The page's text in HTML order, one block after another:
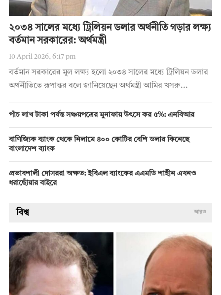
২০৩৪ সালের মধ্যে ট্রিলিয়ন ডলার অর্থনীতি গড়ার লক্ষ্য
বর্তমান সরকারের: অর্থমন্ত্রী
10 April 2026, 6:17 pm
বর্তমান সরকারের মূল লক্ষ্য হলো ২০৩৪ সালের মধ্যে ট্রিলিয়ন ডলার
অর্থনীতিতে রূপান্তর বলে জানিয়েছেন অর্থমন্ত্রী আমির খসরু...
পাঁচ লাখ টাকা পর্যন্ত সঞ্চয়পত্রের মুনাফায় উৎসে কর ৫%: এনবিআর
বাণিজ্যিক ব্যাংক থেকে নিলামে ৪০০ কোটির বেশি ডলার কিনেছে
বাংলাদেশ ব্যাংক
প্রভাবশালী দোসররা অক্ষত: ইবিএল ব্যাংকের এএমডি শাহীন এখনও
ধরাছোঁয়ার বাইরে
বিশ্ব আরও